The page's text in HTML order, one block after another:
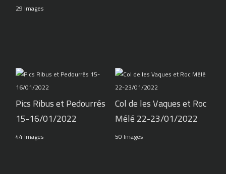
29 Images
Pics Ribus et Pedourrés
15-16/01/2022
44 Images
Col de les Vaques et Roc
Mélé 22-23/01/2022
50 Images